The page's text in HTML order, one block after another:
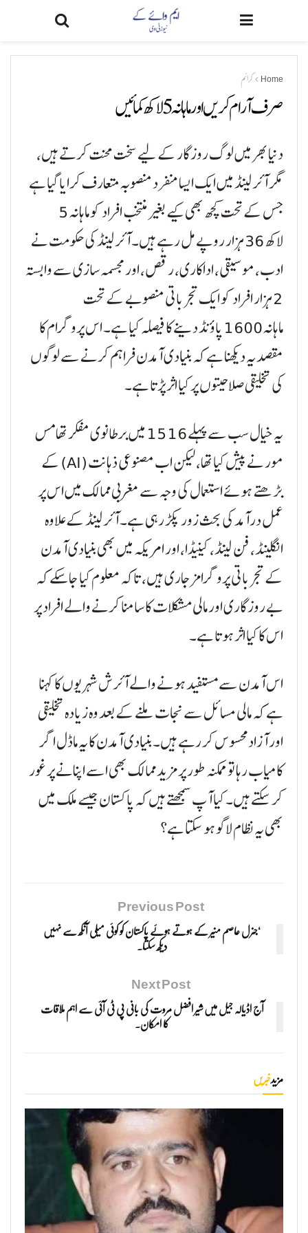
Home کرائم
صرف آرام کریں اور ماہانہ 5 لاکھ کمائیں
دنیا بھر میں لوگ روزگار کے لیے سخت محنت کرتے ہیں،
مگر آئرلینڈ میں ایک ایسا منفرد منصوبہ متعارف کرایا گیا ہے
جس کے تحت کچھ بھی کیے بغیر منتخب افراد کو ماہانہ 5
لاکھ 36 ہزار روپے مل رہے ہیں۔ آئرلینڈ کی حکومت نے
ادب، موسیقی، اداکاری، رقص، اور مجسمہ سازی سے وابستہ
2 ہزار افراد کو ایک تجرباتی منصوبے کے تحت
ماہانہ 1600 پاؤنڈ دینے کا فیصلہ کیا ہے۔ اس پروگرام کا
مقصد یہ دیکھنا ہے کہ بنیادی آمدن فراہم کرنے سے لوگوں
کی تخلیقی صلاحیتوں پر کیا اثر پڑتا ہے۔
یہ خیال سب سے پہلے 1516 میں برطانوی مفکر تھامس
مور نے پیش کیا تھا، لیکن اب مصنوعی ذہانت (AI) کے
بڑھتے ہوئے استعمال کی وجہ سے مغربی ممالک میں اس پر
عمل درآمد کی بحث زور پکڑ رہی ہے۔ آئرلینڈ کے علاوہ
انگلینڈ، فن لینڈ، کینیڈا، اور امریکہ میں بھی بنیادی آمدن
کے تجرباتی پروگرامز جاری ہیں، تاکہ معلوم کیا جا سکے کہ
بے روزگاری اور مالی مشکلات کا سامنا کرنے والے افراد پر
اس کا کیا اثر ہوتا ہے۔
اس آمدن سے مستفید ہونے والے آئرش شہریوں کا کہنا
ہے کہ مالی مسائل سے نجات ملنے کے بعد وہ زیادہ تخلیقی
اور آزاد محسوس کر رہے ہیں۔ بنیادی آمدن کا یہ ماڈل اگر
کامیاب رہا تو ممکنہ طور پر مزید ممالک بھی اسے اپنانے پر غور
کر سکتے ہیں۔ کیا آپ سمجھتے ہیں کہ پاکستان جیسے ملک میں
بھی یہ نظام لاگو ہو سکتا ہے؟
Previous Post
‘جنرل عاصم منیر کے ہوتے ہوئے پاکستان کو کوئی میلی آنکھ سے نہیں
دیکھ سکتا۔
Next Post
آج اڈیالہ جیل میں شیر افضل مروت کی بانی پی ٹی آئی سے اہم ملاقات
کا امکان۔
مزیدخبریں